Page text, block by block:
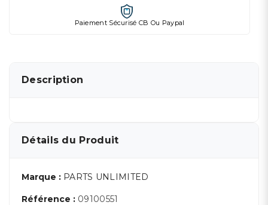
Paiement Sécurisé CB Ou Paypal
Description
Détails du Produit
Marque : PARTS UNLIMITED
Référence : 09100551